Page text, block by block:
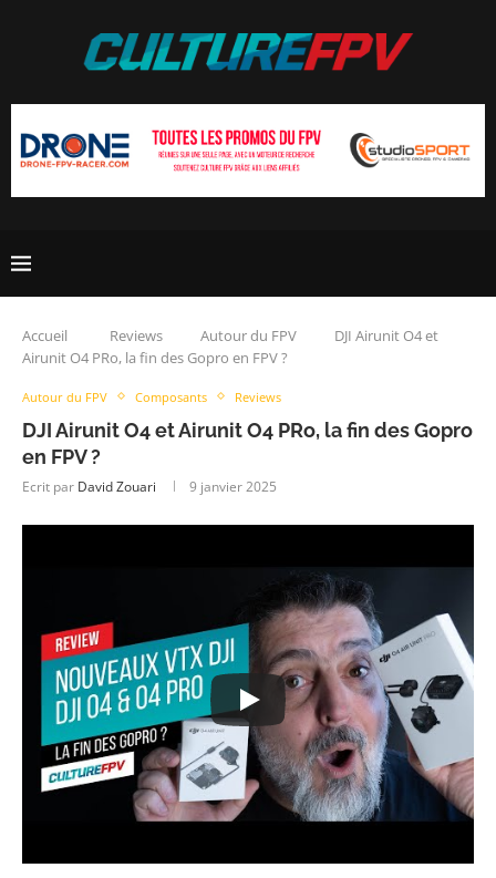
Accueil Reviews Autour du FPV
DJI Airunit O4 et
Airunit O4 PRo, la fin des Gopro en FPV ?
Autour du FPV Composants Reviews
DJI Airunit O4 et Airunit O4 PRo, la fin des Gopro
en FPV ?
Ecrit par David Zouari 9 janvier 2025